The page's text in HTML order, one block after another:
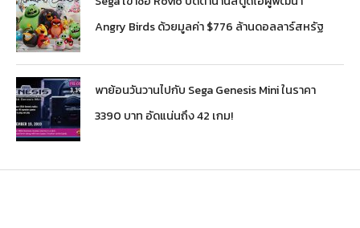
Angry Birds ด้วยมูลค่า $776 ล้านดอลลาร์สหรัฐ
พาย้อนวันวานไปกับ Sega Genesis Mini ในราคา
3390 บาท อัดแน่นถึง 42 เกม!